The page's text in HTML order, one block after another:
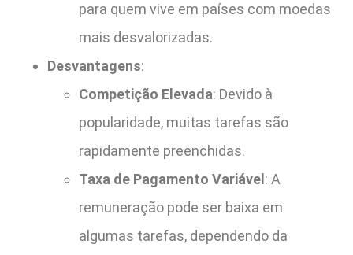
para quem vive em países com moedas
mais desvalorizadas.
Desvantagens:
Competição Elevada: Devido à
popularidade, muitas tarefas são
rapidamente preenchidas.
Taxa de Pagamento Variável : A
remuneração pode ser baixa em
algumas tarefas, dependendo da